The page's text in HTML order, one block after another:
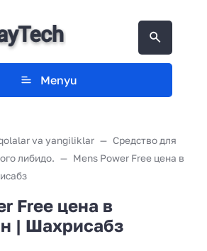
Menyu
va yangiliklar
Средство для
либидо.
Mens Power Free цена в
Free цена в
| Шахрисабз